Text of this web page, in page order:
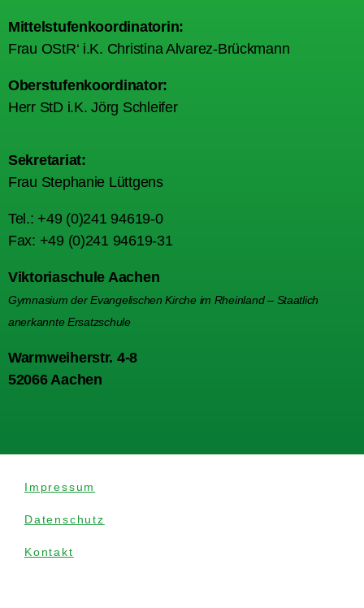
Mittelstufenkoordinatorin:
Frau OStR‘ i.K. Christina Alvarez-Brückmann
Oberstufenkoordinator:
Herr StD i.K. Jörg Schleifer
Sekretariat:
Frau Stephanie Lüttgens
Tel.: +49 (0)241 94619-0
Fax: +49 (0)241 94619-31
Viktoriaschule Aachen
Gymnasium der Evangelischen Kirche im Rheinland – Staatlich
anerkannte Ersatzschule
Warmweiherstr. 4-8
52066 Aachen
Impressum
Datenschutz
Kontakt